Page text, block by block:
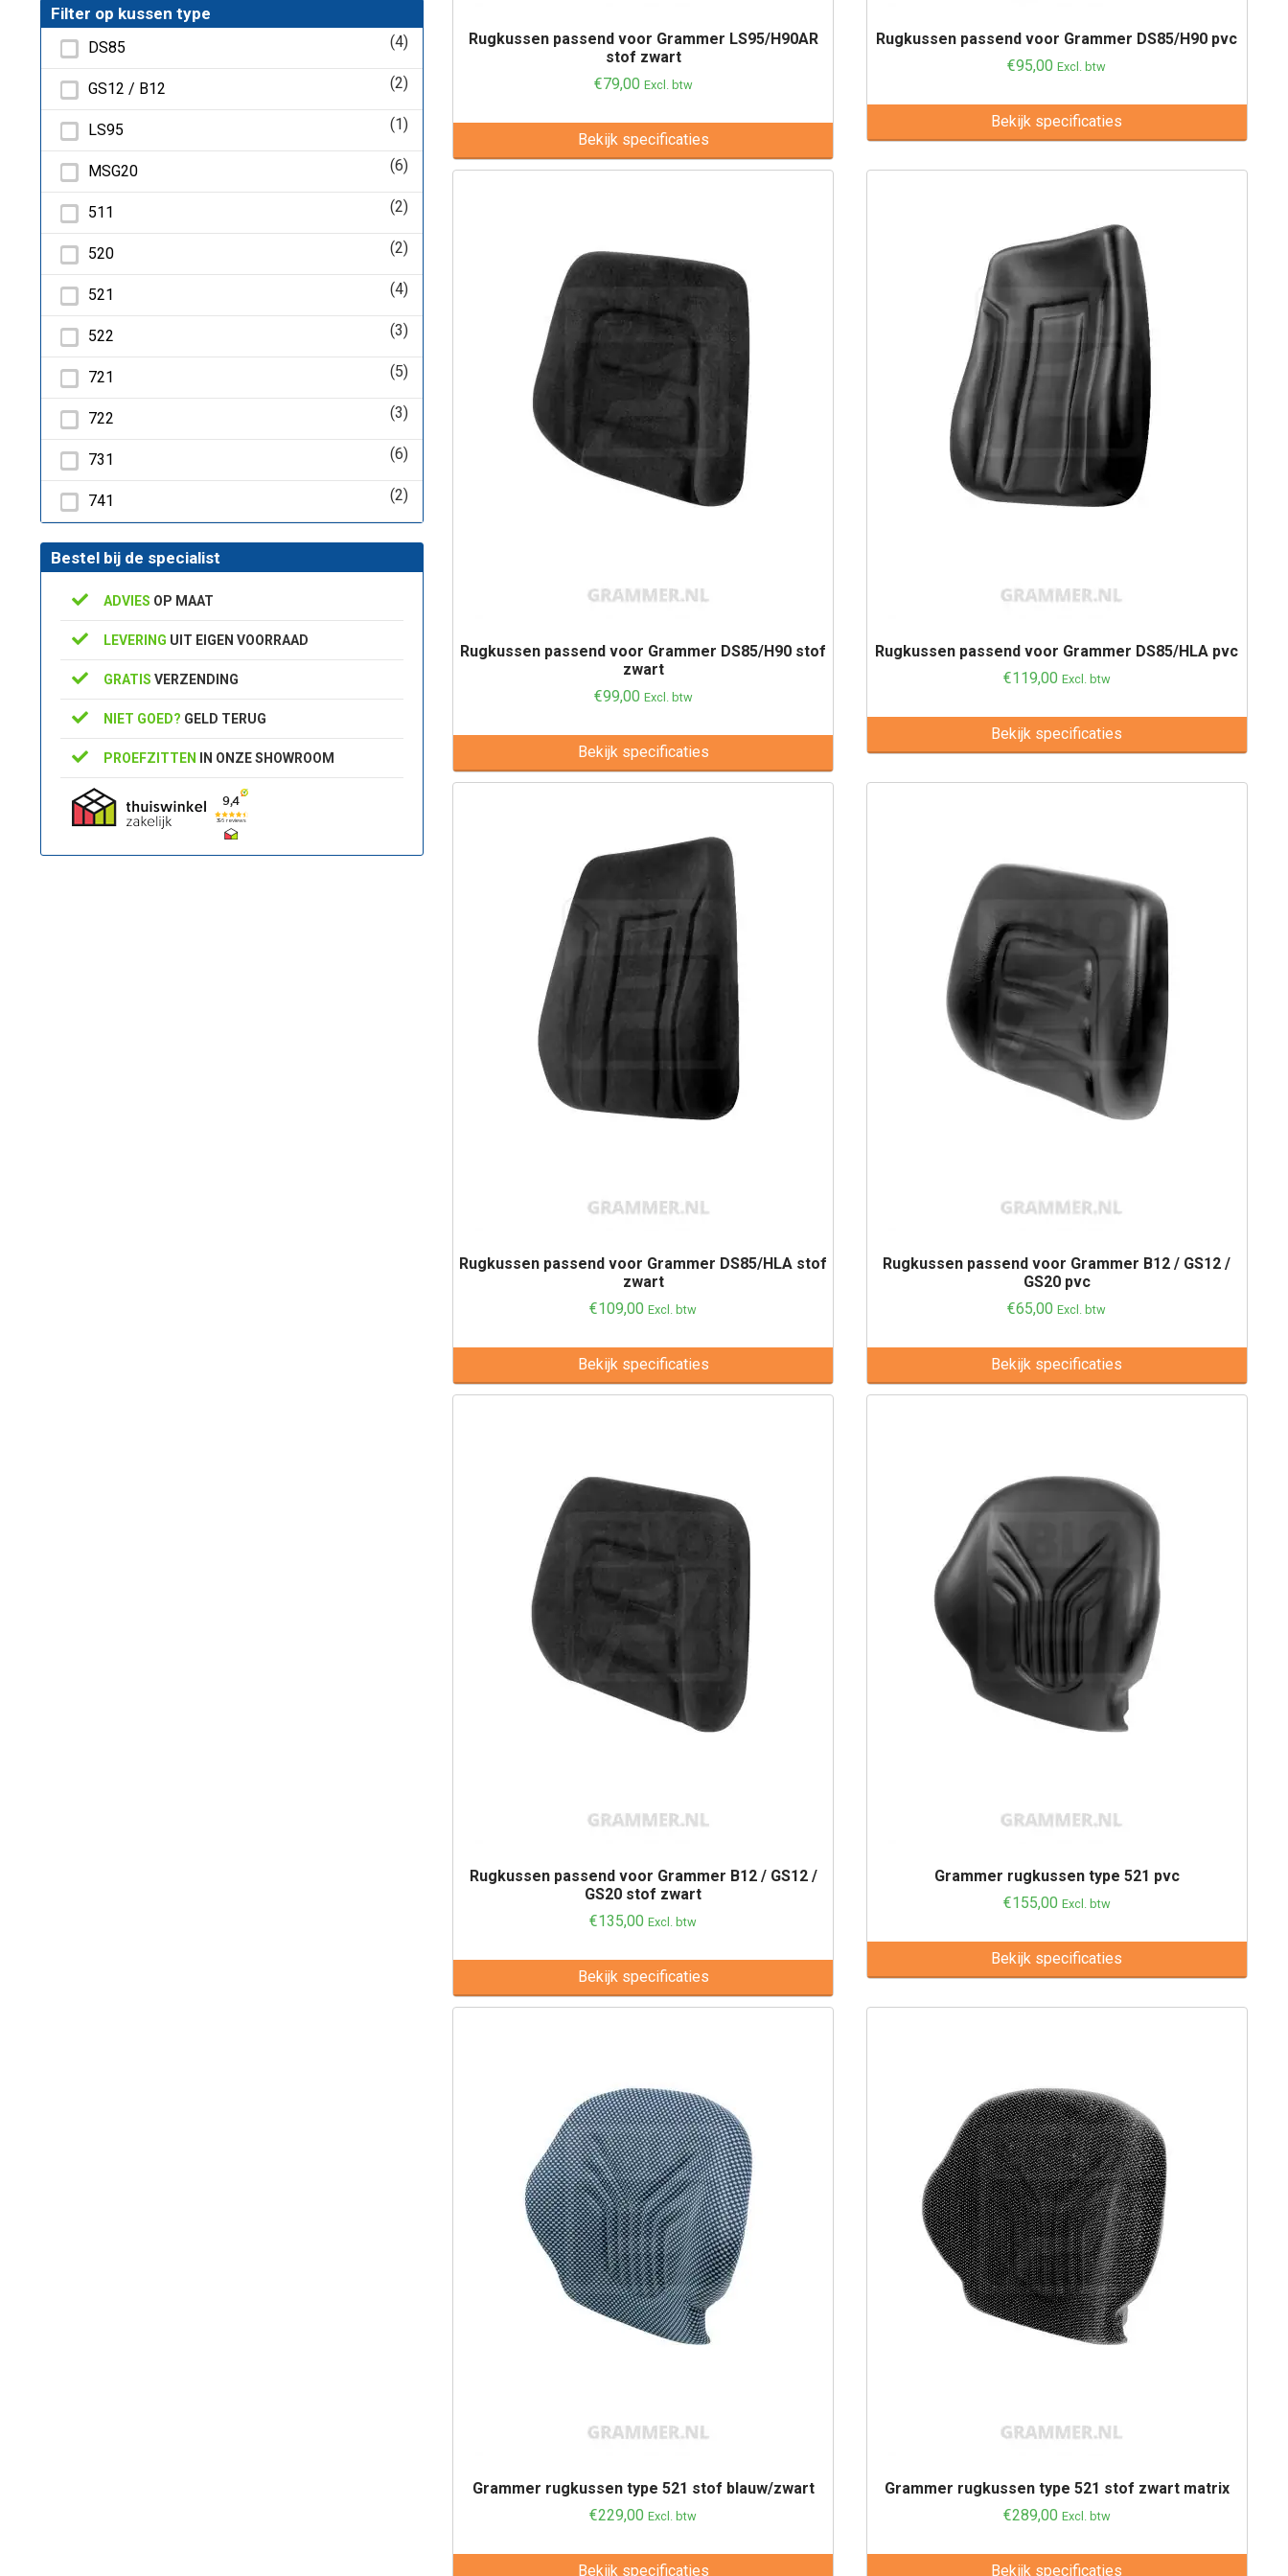
Filter op kussen type
DS85 (4)
GS12 / B12 (2)
LS95 (1)
MSG20 (6)
511 (2)
520 (2)
521 (4)
522 (3)
721 (5)
722 (3)
731 (6)
741 (2)
Bestel bij de specialist
ADVIES OP MAAT
LEVERING UIT EIGEN VOORRAAD
GRATIS VERZENDING
NIET GOED? GELD TERUG
PROEFZITTEN IN ONZE SHOWROOM
Rugkussen passend voor Grammer LS95/H90AR
stof zwart
€79,00 Excl. btw
Bekijk specificaties
Rugkussen passend voor Grammer DS85/H90 pvc
€95,00 Excl. btw
Bekijk specificaties
Rugkussen passend voor Grammer DS85/H90 stof
zwart
€99,00 Excl. btw
Bekijk specificaties
Rugkussen passend voor Grammer DS85/HLA pvc
€119,00 Excl. btw
Bekijk specificaties
Rugkussen passend voor Grammer DS85/HLA stof
zwart
€109,00 Excl. btw
Bekijk specificaties
Rugkussen passend voor Grammer B12 / GS12 /
GS20 pvc
€65,00 Excl. btw
Bekijk specificaties
Rugkussen passend voor Grammer B12 / GS12 /
GS20 stof zwart
€135,00 Excl. btw
Bekijk specificaties
Grammer rugkussen type 521 pvc
€155,00 Excl. btw
Bekijk specificaties
Grammer rugkussen type 521 stof blauw/zwart
€229,00 Excl. btw
Bekijk specificaties
Grammer rugkussen type 521 stof zwart matrix
€289,00 Excl. btw
Bekijk specificaties